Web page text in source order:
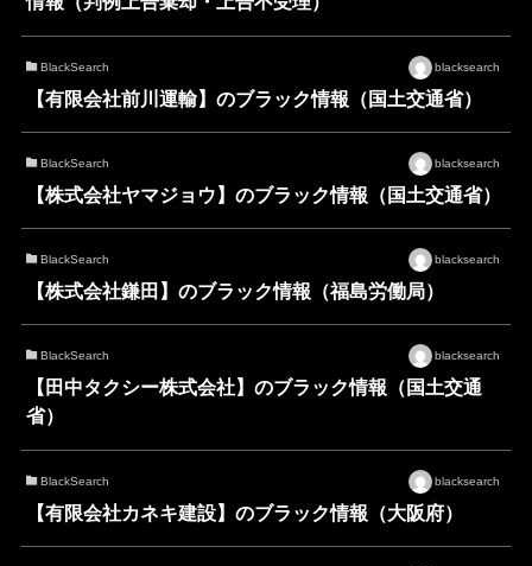
BlackSearch blacksearch
【有限会社前川運輸】のブラック情報（国土交通省）
BlackSearch blacksearch
【株式会社ヤマジョウ】のブラック情報（国土交通省）
BlackSearch blacksearch
【株式会社鎌田】のブラック情報（福島労働局）
BlackSearch blacksearch
【田中タクシー株式会社】のブラック情報（国土交通
省）
BlackSearch blacksearch
【有限会社カネキ建設】のブラック情報（大阪府）